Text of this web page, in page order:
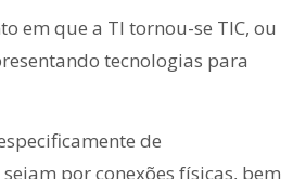
em que a TI tornou-se TIC, ou
tecnologias para
de
por conexões físicas, bem